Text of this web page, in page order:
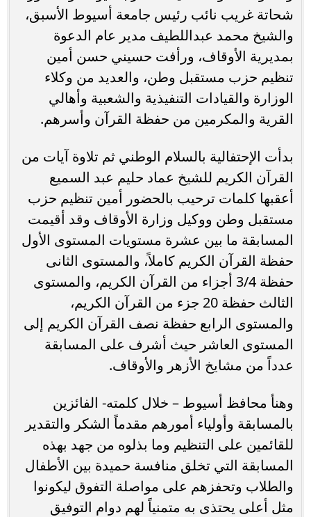
شحاتة غريب نائب رئيس جامعة أسيوط الأسبق،
والشيخ محمد عبداللطيف مدير عام الدعوة
بمديرية الأوقاف، ورأفت حسيني حسن أمين
تنظيم حزب مستقبل وطن، والعديد من وكلاء
الوزارة والقيادات التنفيذية والشعبية وأهالي
القرية والمكرمين من حفظة القرآن وأسرهم.
بدأت الإحتفالية بالسلام الوطني ثم تلاوة آيات من
القرآن الكريم للشيخ عماد حليم عبد السميع
أعقبها كلمات ترحيب بالحضور أمين تنظيم حزب
مستقبل وطن ووكيل وزارة الأوقاف وقد أقيمت
المسابقة ما بين عشرة مستويات المستوى الأول
حفظة القرآن الكريم كاملاً، والمستوى الثانى
حفظة 3/4 أجزاء من القرآن الكريم، والمستوى
الثالث حفظة 20 جزء من القرآن الكريم،
والمستوى الرابع حفظة نصف القرآن الكريم إلى
المستوى العاشر حيث أشرف على المسابقة
عدداً من مشايخ الأزهر والأوقاف.
وهنأ محافظ أسيوط – خلال كلمته- الفائزين
بالمسابقة وأولياء أمورهم مقدماً الشكر والتقدير
للقائمين على التنظيم وما بذلوه من جهد بهذه
المسابقة التي تخلق منافسة حميدة بين الأطفال
والطلاب وتحفزهم على مواصلة التفوق ليكونوا
مثل أعلى يحتذى به متمنياً لهم دوام التوفيق